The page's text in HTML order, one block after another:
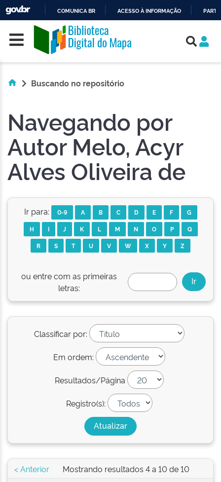
O
CONTEÚDO
COMUNICA BR ACESSO À INFORMAÇÃO
Skip navigation
Buscando no repositório
Navegando por
Autor Melo, Acyr
Alves Oliveira de
Ir para: 0-9 A B C D E F
G
H
I J K L M N O P
Q
R
S T U V W X Y Z
ou entre com as primeiras
letras:
Classificar por:
Em ordem:
Resultados/Página
Registro(s):
Mostrando resultados 4 a 10 de 10
< Anterior